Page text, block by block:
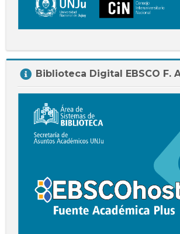
Biblioteca
Digital
Biblioteca Digital EBSCO F.